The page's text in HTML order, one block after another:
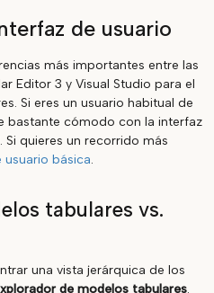
de usuario
más importantes entre las
Editor 3 y Visual Studio para el
Si eres un usuario habitual de
bastante cómodo con la interfaz
Si quieres un recorrido más
usuario básica.
tabulares vs.
una vista jerárquica de los
de modelos tabulares.